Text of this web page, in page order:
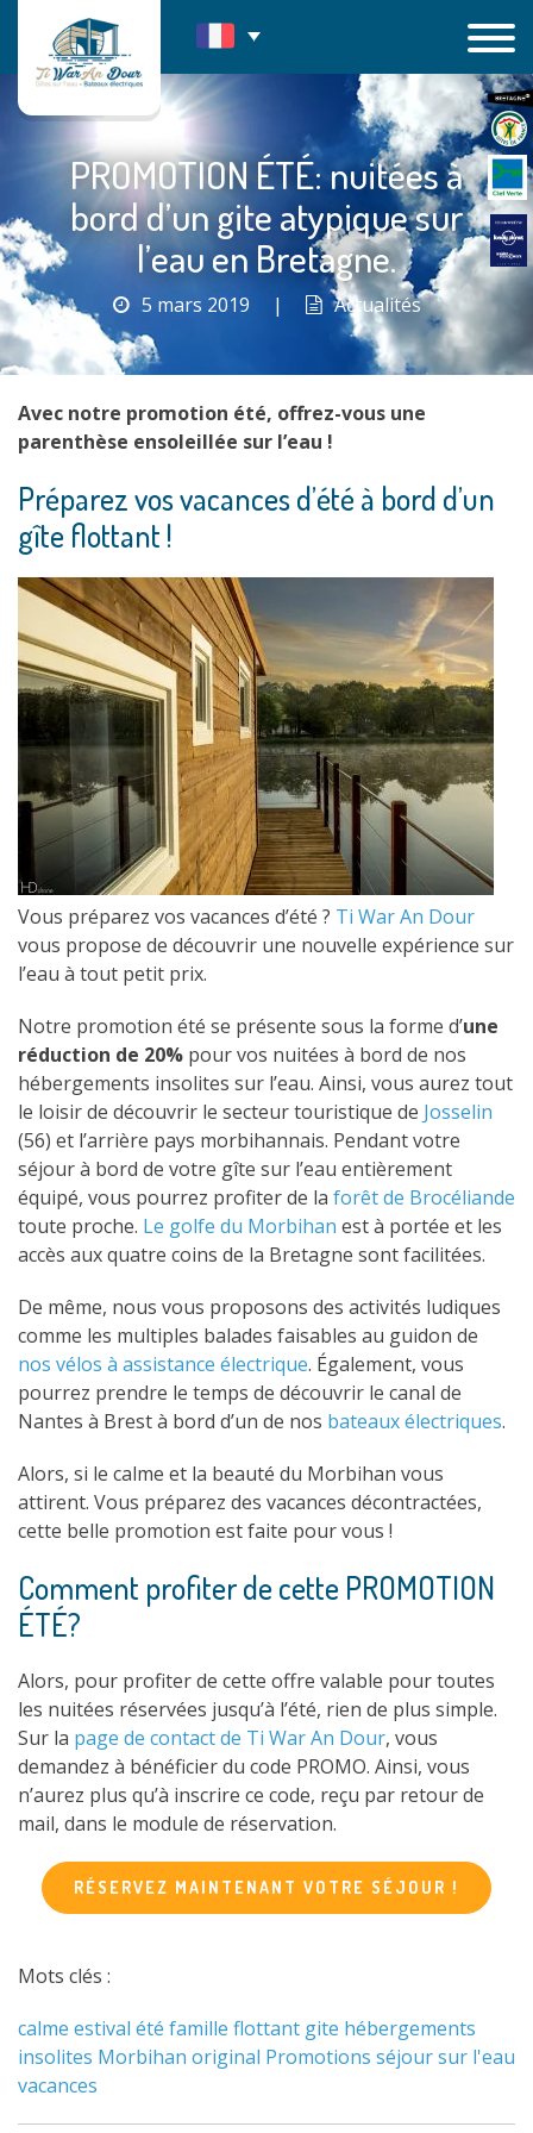
contenu
PROMOTION ÉTÉ: nuitées à
bord d’un gite atypique sur
l’eau en Bretagne.
5 mars 2019 | Actualités
Avec notre promotion été, offrez-vous une
parenthèse ensoleillée sur l’eau !
Préparez vos vacances d’été à bord d’un
gîte flottant !
Vous préparez vos vacances d’été ? Ti War An Dour
vous propose de découvrir une nouvelle expérience sur
l’eau à tout petit prix.
Notre promotion été se présente sous la forme d’une
réduction de 20% pour vos nuitées à bord de nos
hébergements insolites sur l’eau. Ainsi, vous aurez tout
le loisir de découvrir le secteur touristique de Josselin
(56) et l’arrière pays morbihannais. Pendant votre
séjour à bord de votre gîte sur l’eau entièrement
équipé, vous pourrez profiter de la forêt de Brocéliande
toute proche. Le golfe du Morbihan est à portée et les
accès aux quatre coins de la Bretagne sont facilitées.
De même, nous vous proposons des activités ludiques
comme les multiples balades faisables au guidon de
nos vélos à assistance électrique. Également, vous
pourrez prendre le temps de découvrir le canal de
Nantes à Brest à bord d’un de nos bateaux électriques.
Alors, si le calme et la beauté du Morbihan vous
attirent. Vous préparez des vacances décontractées,
cette belle promotion est faite pour vous !
Comment profiter de cette PROMOTION
ÉTÉ?
Alors, pour profiter de cette offre valable pour toutes
les nuitées réservées jusqu’à l’été, rien de plus simple.
Sur la page de contact de Ti War An Dour, vous
demandez à bénéficier du code PROMO. Ainsi, vous
n’aurez plus qu’à inscrire ce code, reçu par retour de
mail, dans le module de réservation.
RÉSERVEZ MAINTENANT VOTRE SÉJOUR !
Mots clés :
calme estival été famille flottant gite hébergements
insolites Morbihan original Promotions séjoursur l'eau
vacances